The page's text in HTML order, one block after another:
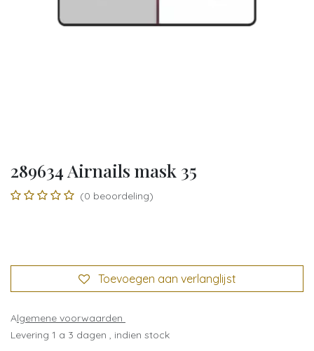
289634 Airnails mask 35
(0 beoordeling)
Toevoegen aan verlanglijst
Algemene voorwaarden
Levering 1 a 3 dagen , indien stock